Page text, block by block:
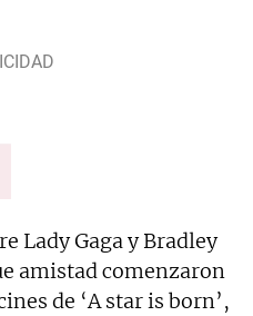
Lady Gaga y Bradley
amistad comenzaron
de ‘A star is born’,